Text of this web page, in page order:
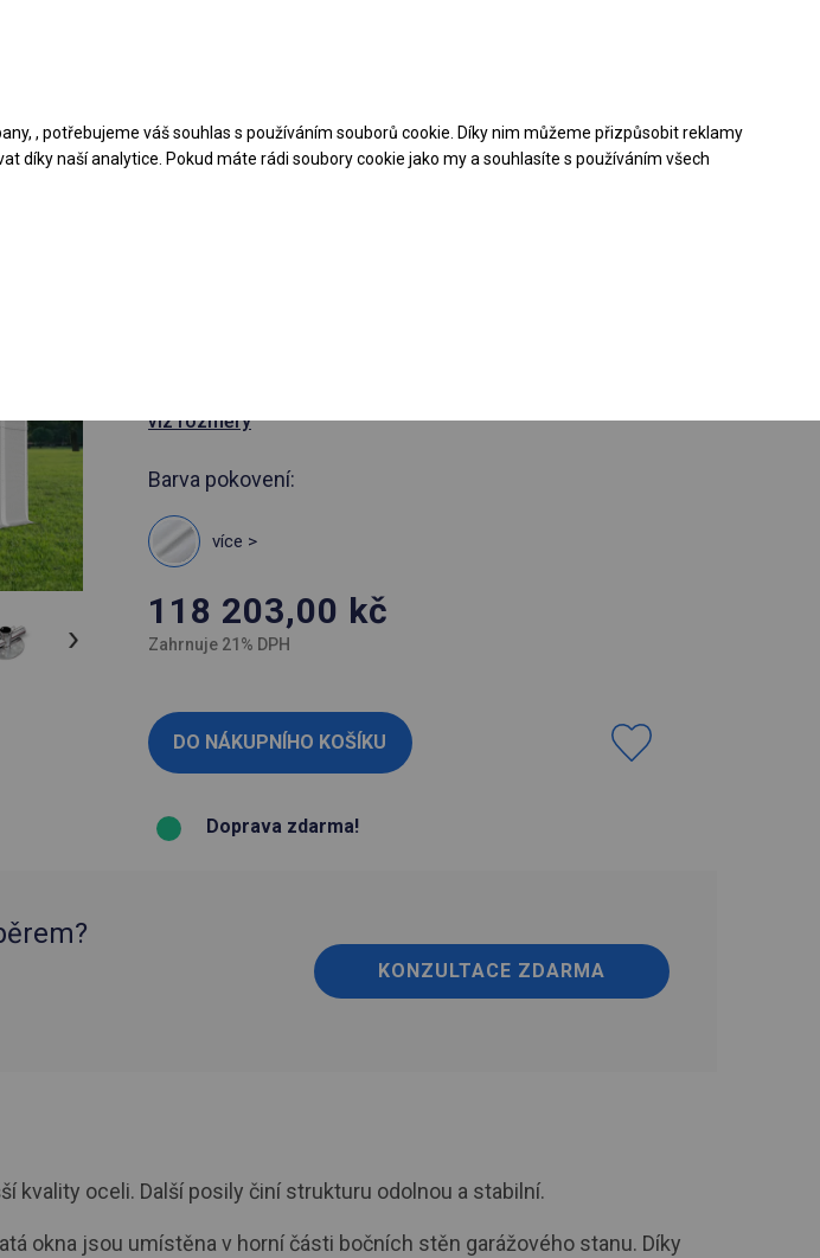
Stáhněte si nabídku PDF
viz rozměry
Barva pokovení:
více >
118 203,00 kč
Zahrnuje 21% DPH
Doprava zdarma!
KONZULTACE ZDARMA
kvality oceli. Další posily činí strukturu odolnou a stabilní.
okna jsou umístěna v horní části bočních stěn garážového stanu. Díky
, potřebujeme váš souhlas s používáním souborů cookie. Díky nim můžeme přizpůsobit reklamy
naší analytice. Pokud máte rádi soubory cookie jako my a souhlasíte s používáním všech